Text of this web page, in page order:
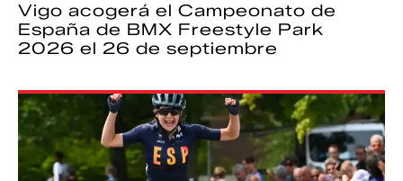
Vigo acogerá el Campeonato de
España de BMX Freestyle Park
2026 el 26 de septiembre